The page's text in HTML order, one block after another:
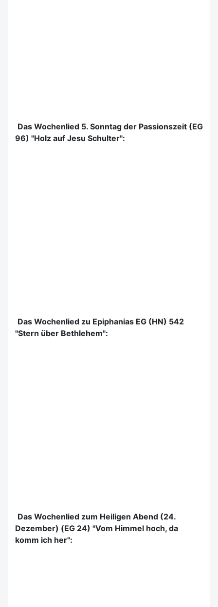
Das Wochenlied 5. Sonntag der Passionszeit (EG
96) "Holz auf Jesu Schulter":
Das Wochenlied zu Epiphanias EG (HN) 542
"Stern über Bethlehem":
Das Wochenlied zum Heiligen Abend (24.
Dezember) (EG 24) "Vom Himmel hoch, da
komm ich her":